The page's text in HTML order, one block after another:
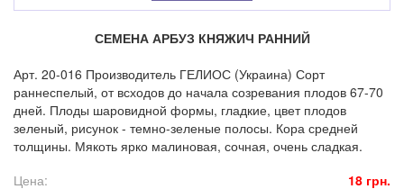
СЕМЕНА АРБУЗ КНЯЖИЧ РАННИЙ
Арт. 20-016 Производитель ГЕЛИОС (Украина) Сорт
раннеспелый, от всходов до начала созревания плодов 67-70
дней. Плоды шаровидной формы, гладкие, цвет плодов
зеленый, рисунок - темно-зеленые полосы. Кора средней
толщины. Мякоть ярко малиновая, сочная, очень сладкая.
Цена:
18 грн.